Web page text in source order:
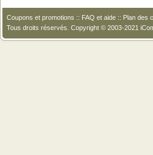
Coupons et promotions :: FAQ et aide :: Plan des
Tous droits réservés. Copyright © 2003-2021